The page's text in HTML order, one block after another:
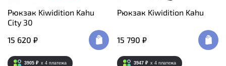
Рюкзак Kiwidition Kahu
City 30
15 620 ₽
3905 ₽ x 4 платежа
Рюкзак Kiwidition Kahu
15 790 ₽
3947 ₽ x 4 платежа